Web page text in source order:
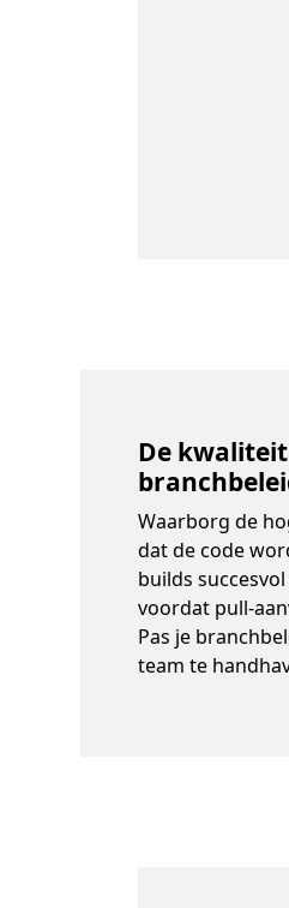
De
Waarborg de
dat de code
builds
voordat pull-
Pas je
team te